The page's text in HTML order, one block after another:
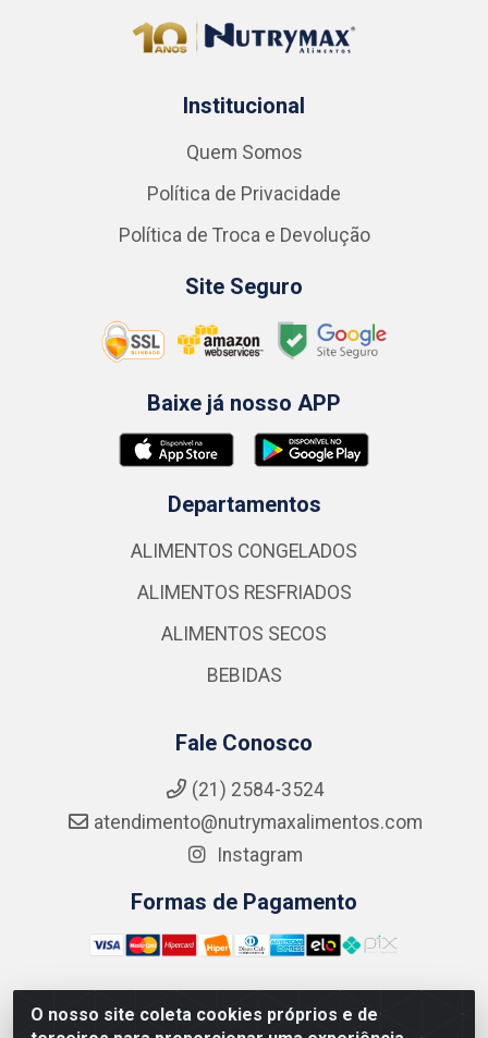
O nosso site coleta cookies próprios e de
Institucional
Quem Somos
Política de Privacidade
Política de Troca e Devolução
Site Seguro
Baixe já nosso APP
Departamentos
ALIMENTOS CONGELADOS
ALIMENTOS RESFRIADOS
ALIMENTOS SECOS
BEBIDAS
Fale Conosco
(21) 2584-3524
atendimento@nutrymaxalimentos.com
Instagram
Formas de Pagamento
NUTRY MAX COMÉRCIO DE PRODUTOS ALIMENTICIOS